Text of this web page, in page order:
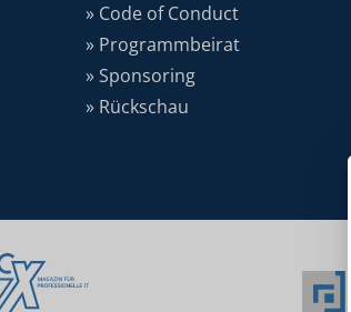
» Code of Conduct
» Programmbeirat
» Sponsoring
» Rückschau